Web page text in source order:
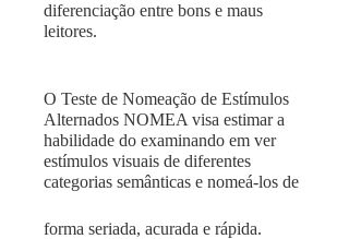
diferenciação entre bons e maus
leitores.
O Teste de Nomeação de Estímulos
Alternados NOMEA visa estimar a
habilidade do examinando em ver
estímulos visuais de diferentes
categorias semânticas e nomeá-los de
forma seriada, acurada e rápida.